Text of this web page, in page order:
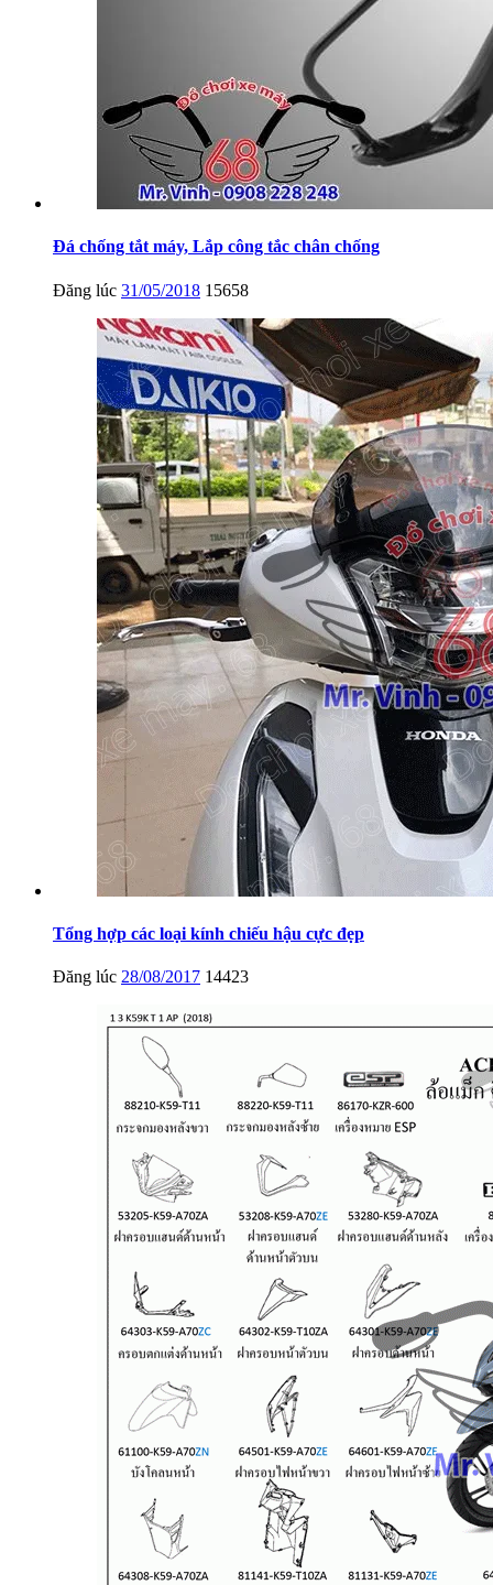
Đá chống tắt máy, Lắp công tắc chân chống
Đăng lúc 31/05/2018 15658
Tổng hợp các loại kính chiếu hậu cực đẹp
Đăng lúc 28/08/2017 14423